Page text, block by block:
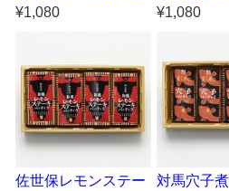
¥1,080
¥1,080
佐世保レモンステー
対馬穴子